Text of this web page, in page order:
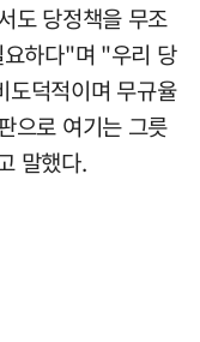
도 당정책을 무조
하다"며 "우리 당
도덕적이며 무규율
으로 여기는 그릇
말했다.